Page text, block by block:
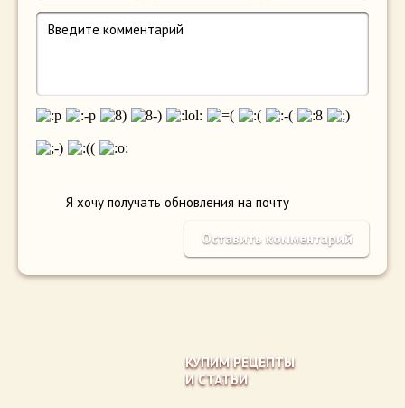
Я хочу получать обновления на почту
КУПИМ РЕЦЕПТЫ
И СТАТЬИ